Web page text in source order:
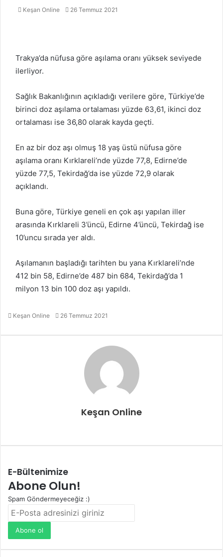
Keşan Online
Bir 26 Temmuz 2021
Trakya’da nüfusa göre aşılama oranı yüksek seviyede
ilerliyor.
Sağlık Bakanlığının açıkladığı verilere göre, Türkiye’de
birinci doz aşılama ortalaması yüzde 63,61, ikinci doz
ortalaması ise 36,80 olarak kayda geçti.
En az bir doz aşı olmuş 18 yaş üstü nüfusa göre
aşılama oranı Kırklareli’nde yüzde 77,8, Edirne’de
yüzde 77,5, Tekirdağ’da ise yüzde 72,9 olarak
açıklandı.
Buna göre, Türkiye geneli en çok aşı yapılan iller
arasında Kırklareli 3’üncü, Edirne 4’üncü, Tekirdağ ise
10’uncu sırada yer aldı.
Aşılamanın başladığı tarihten bu yana Kırklareli’nde
412 bin 58, Edirne’de 487 bin 684, Tekirdağ’da 1
milyon 13 bin 100 doz aşı yapıldı.
Keşan Online
Bir
posta
26 Temmuz 2021
Keşan Online
E-Bültenimize
Abone Olun!
Spam Göndermeyeceğiz :)
E-
adresinizi
giriniz